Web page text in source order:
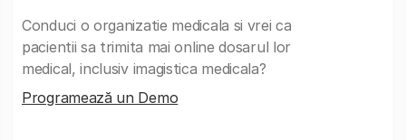
Conduci o organizatie medicala si vrei ca
pacientii sa trimita mai online dosarul lor
medical, inclusiv imagistica medicala?
Programează un Demo